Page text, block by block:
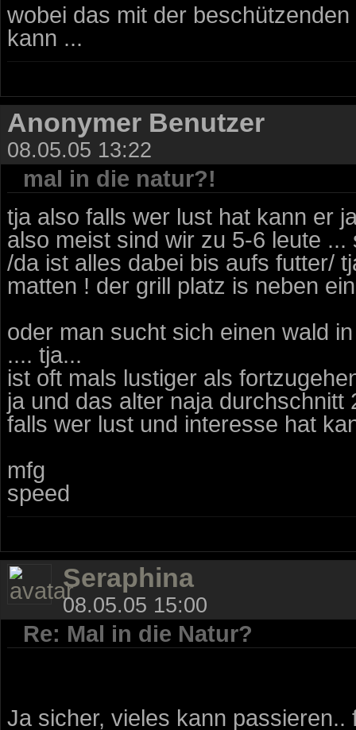
wobei das mit der
kann ...
Anonymer Benutzer
08.05.05 13:22
mal in die natur?!
tja also falls wer lust hat kann er
also meist sind wir zu 5-6 leute
/da ist alles dabei bis aufs futter/
matten ! der grill platz is neben
oder man sucht sich einen wald
.... tja...
ist oft mals lustiger als
ja und das alter naja durchschnitt
falls wer lust und interesse hat
mfg
speed
Seraphina
08.05.05 15:00
Re: Mal in die Natur?
Ja sicher, vieles kann passieren..